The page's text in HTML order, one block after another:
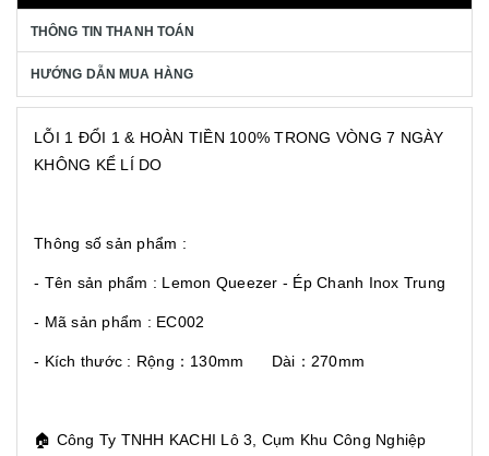
THÔNG TIN THANH TOÁN
HƯỚNG DẪN MUA HÀNG
LỖI 1 ĐỔI 1 & HOÀN TIỀN 100% TRONG VÒNG 7 NGÀY
KHÔNG KỂ LÍ DO
Thông số sản phẩm :
- Tên sản phẩm : Lemon Queezer - Ép Chanh Inox Trung
- Mã sản phẩm : EC002
- Kích thước : Rộng：130mm Dài：270mm
🏠 Công Ty TNHH KACHI Lô 3, Cụm Khu Công Nghiệp